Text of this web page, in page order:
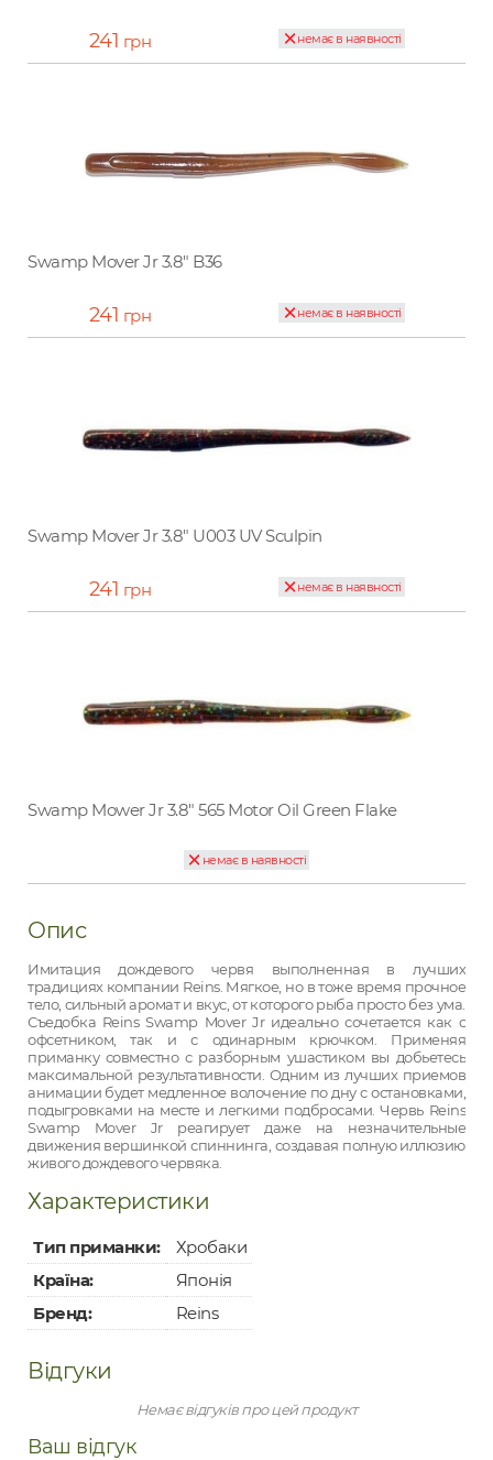
241 грн немає в наявності
Swamp Mover Jr 3.8" B36
241 грн немає в наявності
Swamp Mover Jr 3.8" U003 UV Sculpin
241 грн немає в наявності
Swamp Mower Jr 3.8" 565 Motor Oil Green Flake
немає в наявності
Опис
Имитация дождевого червя выполненная в лучших
традициях компании Reins. Мягкое, но в тоже время прочное
тело, сильный аромат и вкус, от которого рыба просто без ума.
Съедобка Reins Swamp Mover Jr идеально сочетается как с
офсетником, так и с одинарным крючком. Применяя
приманку совместно с разборным ушастиком вы добьетесь
максимальной результативности. Одним из лучших приемов
анимации будет медленное волочение по дну с остановками,
подыгровками на месте и легкими подбросами. Червь Reins
Swamp Mover Jr реагирует даже на незначительные
движения вершинкой спиннинга, создавая полную иллюзию
живого дождевого червяка.
Характеристики
Тип приманки:
Хробаки
Країна:
Японія
Бренд:
Reins
Відгуки
Немає відгуків про цей продукт
Ваш відгук